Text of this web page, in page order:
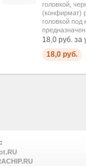
головкой,
(конфирмат)
головкой под
18,0 руб. за
18,0 руб.